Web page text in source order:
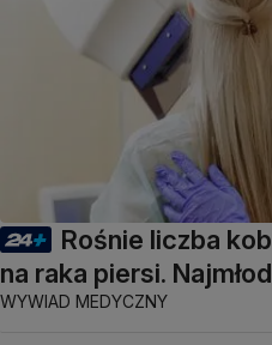
Rośnie liczba
na raka piersi.
WYWIAD MEDYCZNY